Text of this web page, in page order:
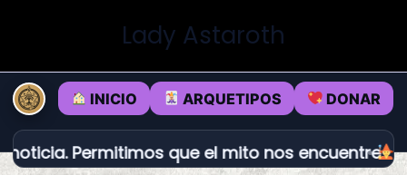
Lady Astaroth
INICIO ARQUETIPOS DONAR
Permitimos que el mito nos encuentre.